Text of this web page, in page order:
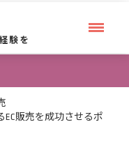
験を
販売を成功させるポ